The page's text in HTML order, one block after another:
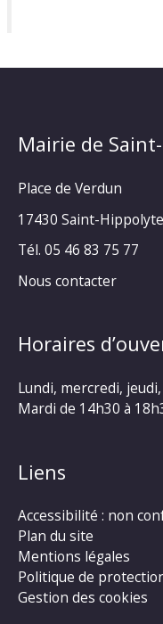
Mairie de
Place de Verdun
17430 Saint-Hippolyte
Tél. 05 46 83 75 77
Nous contacter
Horaires
Lundi, mercredi,
Mardi de 14h30 à
Liens
Accessibilité : non
Plan du site
Mentions légales
Politique de
Gestion des cookies